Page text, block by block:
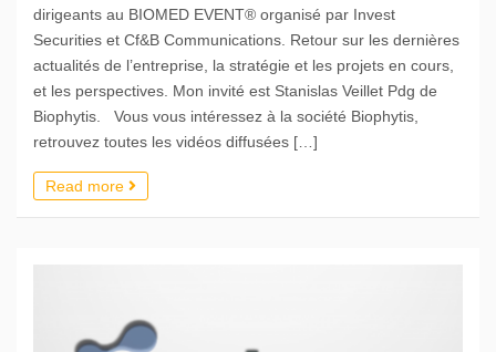
dirigeants au BIOMED EVENT® organisé par Invest
Securities et Cf&B Communications. Retour sur les dernières
actualités de l’entreprise, la stratégie et les projets en cours,
et les perspectives. Mon invité est Stanislas Veillet Pdg de
Biophytis. Vous vous intéressez à la société Biophytis,
retrouvez toutes les vidéos diffusées […]
Read more